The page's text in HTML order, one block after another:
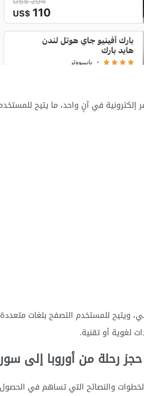
ويتيح للمستخدم التصفح بلغات
لغوية أو تقنية.
والنصائح التي تساهم في